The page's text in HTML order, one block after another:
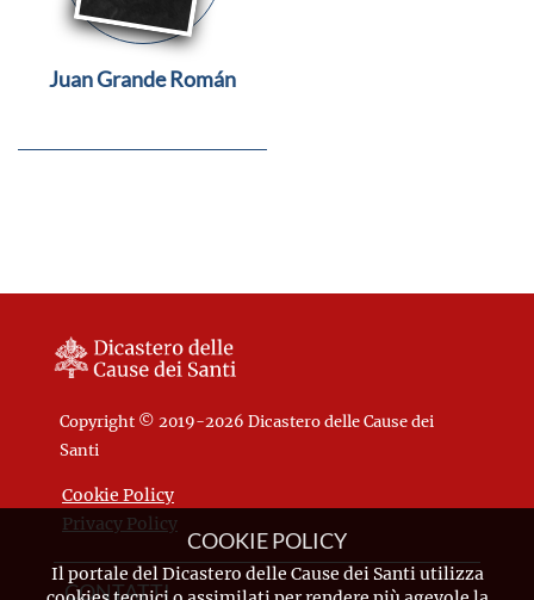
Juan Grande Román
Copyright © 2019-2026 Dicastero delle Cause dei
Santi
Cookie Policy
Privacy Policy
CONTATTI
COOKIE POLICY
Il portale del Dicastero delle Cause dei Santi utilizza